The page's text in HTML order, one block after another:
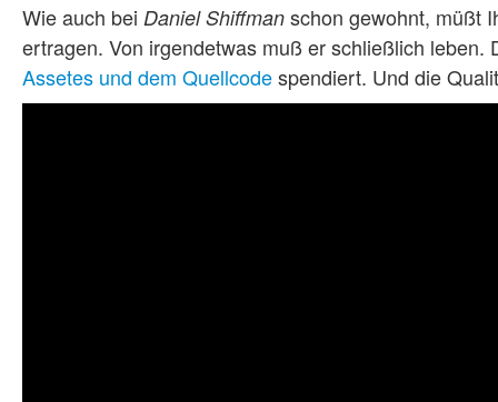
Wie auch bei Daniel Shiffman schon gewohnt, müßt
ertragen. Von irgendetwas muß er schließlich
Assetes und dem Quellcodespendiert. Und die